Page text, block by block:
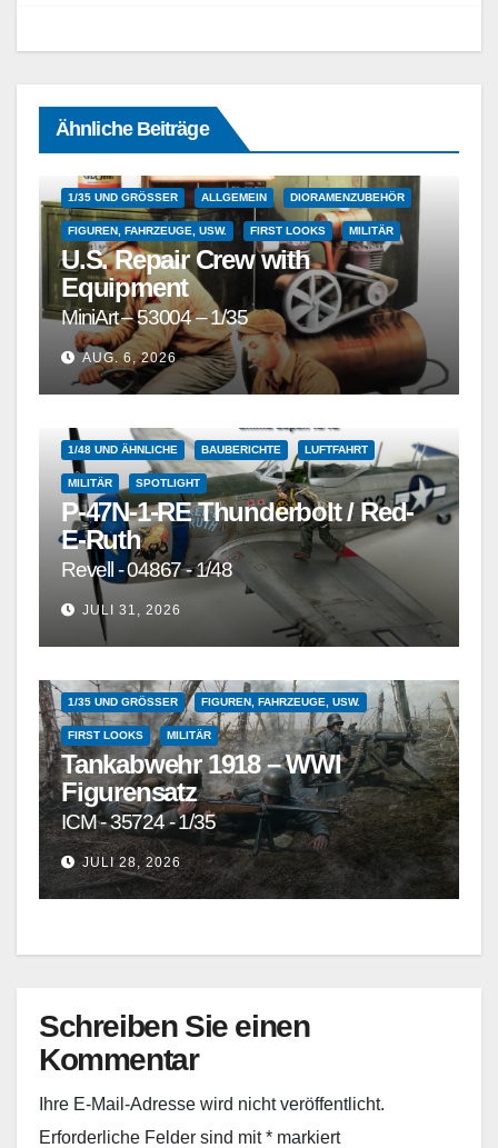
Ähnliche Beiträge
1/35 UND GRÖSSER ALLGEMEIN DIORAMENZUBEHÖR
FIGUREN, FAHRZEUGE, USW. FIRST LOOKS MILITÄR
U.S. Repair Crew with
Equipment
MiniArt – 53004 – 1/35
AUG. 6, 2026
1/48 UND ÄHNLICHE BAUBERICHTE LUFTFAHRT
MILITÄR SPOTLIGHT
P-47N-1-RE Thunderbolt / Red-
E-Ruth
Revell - 04867 - 1/48
JULI 31, 2026
1/35 UND GRÖSSER FIGUREN, FAHRZEUGE, USW.
FIRST LOOKS MILITÄR
Tankabwehr 1918 – WWI
Figurensatz
ICM - 35724 - 1/35
JULI 28, 2026
Schreiben Sie einen
Kommentar
Ihre E-Mail-Adresse wird nicht veröffentlicht.
Erforderliche Felder sind mit* markiert